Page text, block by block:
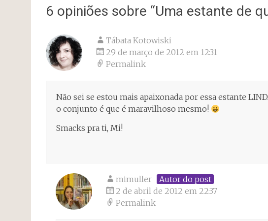
post6 opiniões sobre “Uma estante de
Tábata Kotowiski
29 de março de 2012 em 12:31
Permalink
Não sei se estou mais apaixonada por essa estante
o conjunto é que é maravilhoso mesmo!
Smacks pra ti, Mi!
mimuller
Autor do post
2 de abril de 2012 em 22:37
Permalink